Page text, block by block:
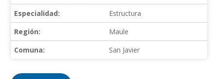
Especialidad:
Estructura
Región:
Maule
Comuna:
San Javier